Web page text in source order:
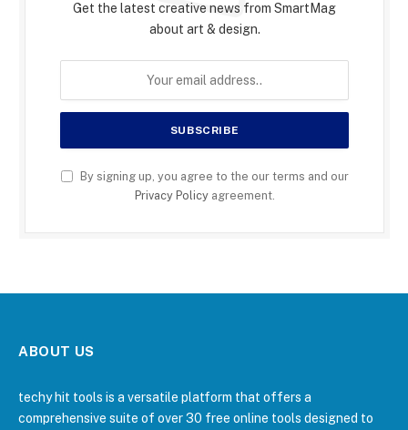
Get the latest creative news from SmartMag
about art & design.
By signing up, you agree to the our terms and our
Privacy Policyagreement.
ABOUT US
techy hit tools is a versatile platform that offers a
comprehensive suite of over 30 free online tools designed to